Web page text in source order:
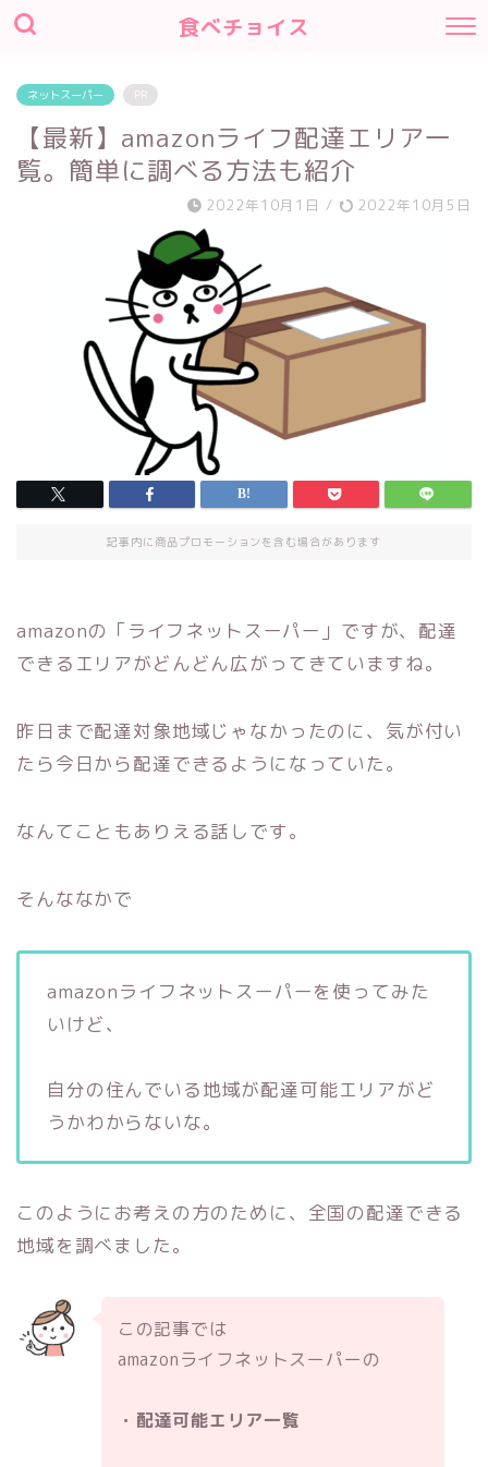
食べチョイス
ネットスーパー PR
【最新】amazonライフ配達エリア一
覧。簡単に調べる方法も紹介
2022年10月1日 / 2022年10月5日
記事内に商品プロモーションを含む場合があります
amazonの「ライフネットスーパー」ですが、配達
できるエリアがどんどん広がってきていますね。
昨日まで配達対象地域じゃなかったのに、気が付い
たら今日から配達できるようになっていた。
なんてこともありえる話しです。
そんななかで
amazonライフネットスーパーを使ってみた
いけど、
自分の住んでいる地域が配達可能エリアがど
うかわからないな。
このようにお考えの方のために、全国の配達できる
地域を調べました。
この記事では
amazonライフネットスーパーの
・配達可能エリア一覧